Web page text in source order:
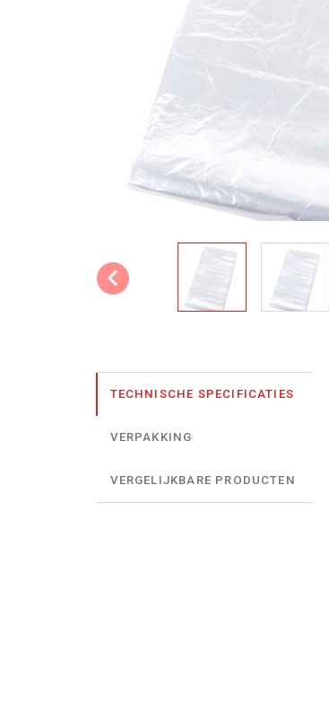
TECHNISCHE SPECIFICATIES
VERPAKKING
VERGELIJKBARE PRODUCTEN